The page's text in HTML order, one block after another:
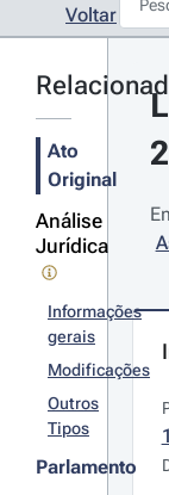
Voltar
Ato
Original
Análise
Jurídica
Informações
gerais
Modificações
Outros
Tipos
Parlamento